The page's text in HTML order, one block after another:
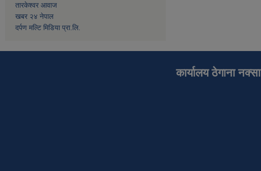
तारकेश्वर आवाज
खबर २४ नेपाल
दर्पण मल्टि मिडिया प्रा.लि.
कार्यालय ठेगाना नक्सा